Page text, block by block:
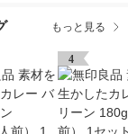
もっと見る
4